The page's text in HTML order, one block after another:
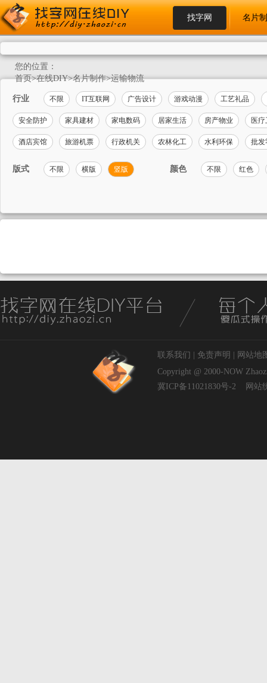
找字网 名片
您的位置：
首页>在线DIY>名片制作>运输物流
行业 不限 IT互联网 广告设计 游戏动漫 工艺礼品
安全防护 家具建材 家电数码 居家生活 房产物业 医
酒店宾馆 旅游机票 行政机关 农林化工 水利环保 批发
版式 不限 横版 竖版 颜色 不限 红色
联系我们 免责声明
网站地
Copyright @ 2000-NOW
冀ICP备11021830号-2
网站